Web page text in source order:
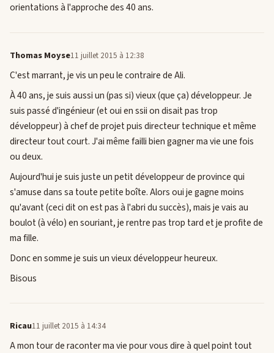
orientations à l'approche des 40 ans.
Thomas Moyse11 juillet 2015 à 12:38
C'est marrant, je vis un peu le contraire de Ali.
À 40 ans, je suis aussi un (pas si) vieux (que ça) développeur. Je
suis passé d'ingénieur (et oui en ssii on disait pas trop
développeur) à chef de projet puis directeur technique et même
directeur tout court. J'ai même failli bien gagner ma vie une fois
ou deux.
Aujourd'hui je suis juste un petit développeur de province qui
s'amuse dans sa toute petite boîte. Alors oui je gagne moins
qu'avant (ceci dit on est pas à l'abri du succès), mais je vais au
boulot (à vélo) en souriant, je rentre pas trop tard et je profite de
ma fille.
Donc en somme je suis un vieux développeur heureux.
Bisous
Ricau11 juillet 2015 à 14:34
A mon tour de raconter ma vie pour vous dire à quel point tout